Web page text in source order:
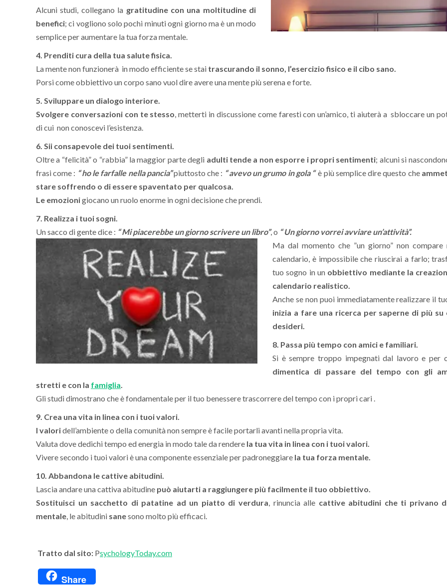
Alcuni studi, collegano la gratitudine con una moltitudine di
benefici; ci vogliono solo pochi minuti ogni giorno ma è un modo
semplice per aumentare la tua forza mentale.
4. Prenditi cura della tua salute fisica.
La mente non funzionerà in modo efficiente se stai trascurando il sonno, l’esercizio fisico e il cibo sano.
Porsi come obbiettivo un corpo sano vuol dire avere una mente più serena e forte.
5. Sviluppare un dialogo interiore.
Svolgere conversazioni con te stesso, metterti in discussione come faresti con un’amico, ti aiuterà a sbloccare un
di cui non conoscevi l’esistenza.
6. Sii consapevole dei tuoi sentimenti.
Oltre a “felicità” o “rabbia” la maggior parte degli adulti tende a non esporre i propri sentimenti; alcuni si
frasi come : “ ho le farfalle nella pancia”piuttosto che : “ avevo un grumo in gola “è più semplice dire questo che
stare soffrendo o di essere spaventato per qualcosa.
Le emozionigiocano un ruolo enorme in ogni decisione che prendi.
7. Realizza i tuoi sogni.
Un sacco di gente dice : “ Mi piacerebbe un giorno scrivere un libro”, o “ Un giorno vorrei avviare un’attività”.
Ma dal momento che ”un giorno” non compare
calendario, è impossibile che riuscirai a farlo;
tuo sogno in un obbiettivo mediante la
calendario realistico.
Anche se non puoi immediatamente realizzare il
inizia a fare una ricerca per saperne di più su
desideri.
8. Passa più tempo con amici e familiari.
Si è sempre troppo impegnati dal lavoro e per
dimentica di passare del tempo con gli
stretti e con la famiglia.
Gli studi dimostrano che è fondamentale per il tuo benessere trascorrere del tempo con i propri cari .
9. Crea una vita in linea con i tuoi valori.
I valoridell’ambiente o della comunità non sempre è facile portarli avanti nella propria vita.
Valuta dove dedichi tempo ed energia in modo tale da rendere la tua vita in linea con i tuoi valori.
Vivere secondo i tuoi valori è una componente essenziale per padroneggiare la tua forza mentale.
10. Abbandona le cattive abitudini.
Lascia andare una cattiva abitudine può aiutarti a raggiungere più facilmente il tuo obbiettivo.
Sostituisci un sacchetto di patatine ad un piatto di verdura, rinuncia alle cattive abitudini che ti privano
mentale, le abitudini sanesono molto più efficaci.
Tratto dal sito: PsychologyToday.com
Share